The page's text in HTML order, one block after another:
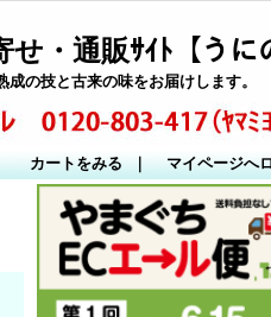
せ・通販ｻｲﾄ【うに
の技と古来の味をお届けします。
カートをみる マイページへ